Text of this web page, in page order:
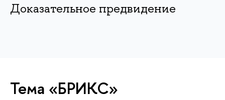
Доказательное предвидение
Тема «БРИКС»